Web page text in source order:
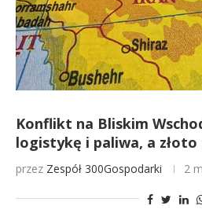
Konflikt na Bliskim
logistykę i paliwa, a złoto
przez Zespół 300Gospodarki 2